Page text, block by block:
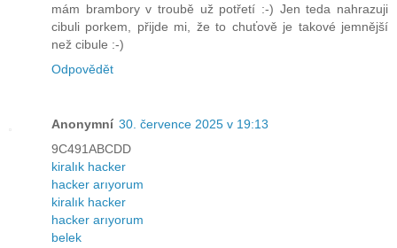
mám brambory v troubě už potřetí :-) Jen teda nahrazuji
cibuli porkem, přijde mi, že to chuťově je takové jemnější
než cibule :-)
Odpovědět
Anonymní 30. července 2025 v 19:13
9C491ABCDD
kiralık hacker
hacker arıyorum
kiralık hacker
hacker arıyorum
belek